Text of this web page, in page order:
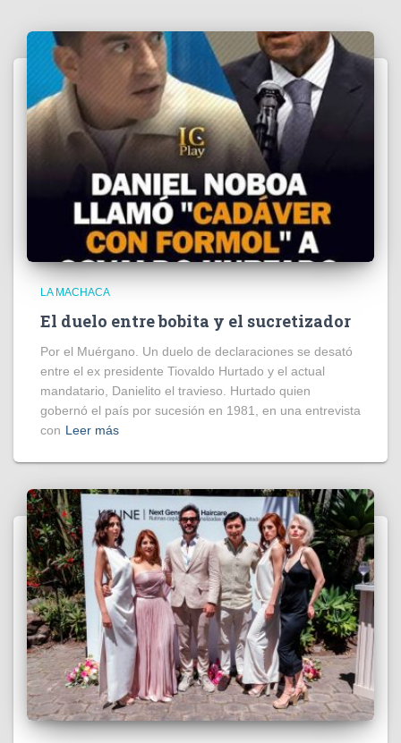
LA MACHACA
El duelo entre bobita y el sucretizador
Por el Muérgano. Un duelo de declaraciones se desató
entre el ex presidente Tiovaldo Hurtado y el actual
mandatario, Danielito el travieso. Hurtado quien
gobernó el país por sucesión en 1981, en una entrevista
con Leer más